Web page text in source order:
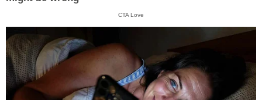
CTA Love